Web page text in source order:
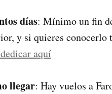
días: Mínimo un fin
y si quieres conocerlo
aquí
llegar: Hay vuelos a